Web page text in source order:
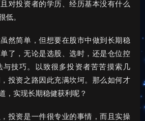
对投资者的学历、经历基本没有什么
低。
然简单，但想要在股市中做到长期稳
了，无论是选股、选时，还是仓位控
与技巧。以致很多投资者苦苦摸索几
投资之路因此充满坎坷。那么如何才
，实现长期稳健获利呢？
投资是一件很专业的事情，而且实操